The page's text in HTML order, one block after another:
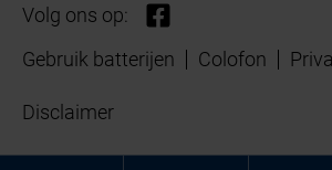
Volg ons op:
Gebruik batterijen
Colofon
Disclaimer